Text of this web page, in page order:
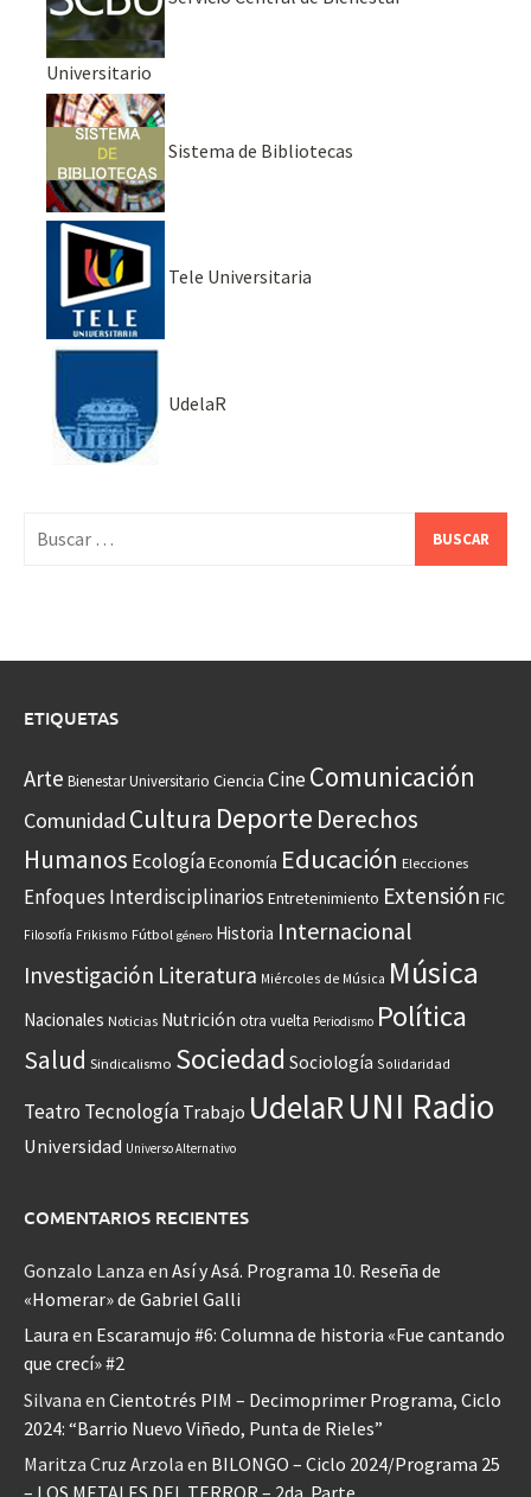
Universitario
Sistema de Bibliotecas
Tele Universitaria
UdelaR
ETIQUETAS
Arte Bienestar Universitario Ciencia CineComunicación
Comunidad Cultura Deporte Derechos
Humanos EcologíaEconomía Educación Elecciones
Enfoques Interdisciplinarios Entretenimiento Extensión FIC
Filosofía Frikismo Fútbol género Historia Internacional
Investigación Literatura Miércoles de Música Música
Nacionales Noticias Nutrición otra vuelta Periodismo Política
Salud Sindicalismo Sociedad Sociología Solidaridad
Teatro Tecnología Trabajo UdelaRUNI Radio
Universidad Universo Alternativo
COMENTARIOS RECIENTES
Gonzalo Lanza en Así y Asá. Programa 10. Reseña de
«Homerar» de Gabriel Galli
Laura en Escaramujo #6: Columna de historia «Fue cantando
que crecí» #2
Silvana en Cientotrés PIM – Decimoprimer Programa, Ciclo
2024: “Barrio Nuevo Viñedo, Punta de Rieles”
Maritza Cruz Arzola en BILONGO – Ciclo 2024/Programa 25